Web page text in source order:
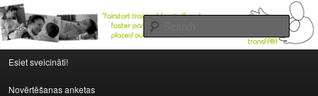
institutions.fairstartedu.us
Search
Skip to primary content
Skip to secondary content
Esiet sveicināti!
Novērtēšanas anketas